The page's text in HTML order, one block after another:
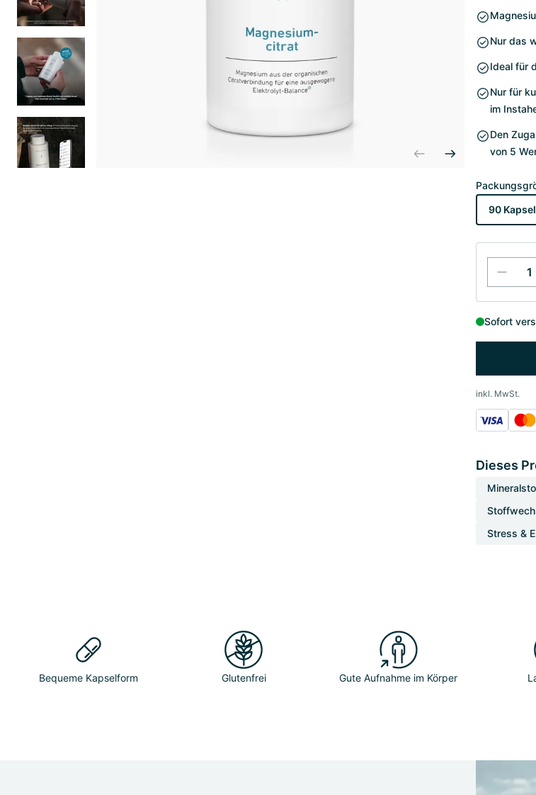
Nur das
Ideal für
Nur für
im
Den
von 5
90
Sofort
inkl. MwSt.
Dieses
Stress &
Bequeme Kapselform Glutenfrei Gute Aufnahme im Körper